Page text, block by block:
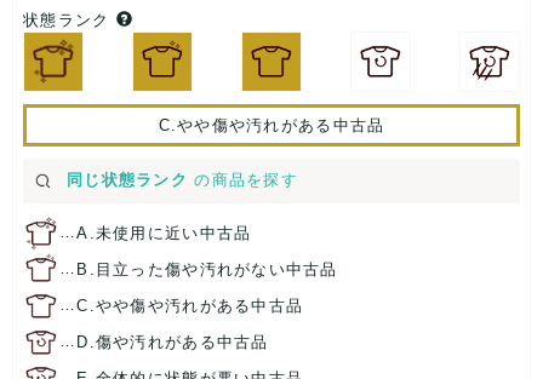
状態ランク
C.やや傷や汚れがある中古品
同じ状態ランク の商品を探す
…A.未使用に近い中古品
… B.目立った傷や汚れがない中古品
…C.やや傷や汚れがある中古品
… D.傷や汚れがある中古品